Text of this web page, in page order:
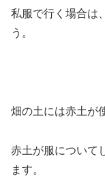
私服で行く場合は
う。
畑の土には赤土が
赤土が服について
ます。